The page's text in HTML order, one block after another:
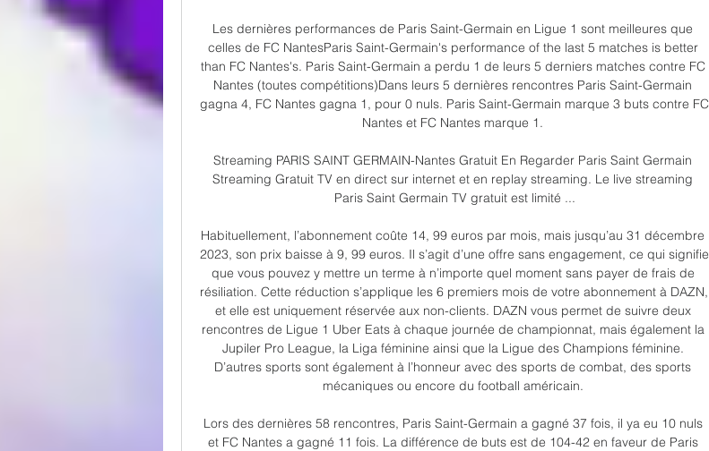
Les dernières performances de Paris Saint-Germain en Ligue 1 sont meilleures que
celles de FC NantesParis Saint-Germain's performance of the last 5 matches is better
than FC Nantes's. Paris Saint-Germain a perdu 1 de leurs 5 derniers matches contre FC
Nantes (toutes compétitions)Dans leurs 5 dernières rencontres Paris Saint-Germain
gagna 4, FC Nantes gagna 1, pour 0 nuls. Paris Saint-Germain marque 3 buts contre FC
Nantes et FC Nantes marque 1.
Streaming PARIS SAINT GERMAIN-Nantes Gratuit En Regarder Paris Saint Germain
Streaming Gratuit TV en direct sur internet et en replay streaming. Le live streaming
Paris Saint Germain TV gratuit est limité ...
Habituellement, l’abonnement coûte 14, 99 euros par mois, mais jusqu’au 31 décembre
2023, son prix baisse à 9, 99 euros. Il s’agit d’une offre sans engagement, ce qui signifie
que vous pouvez y mettre un terme à n’importe quel moment sans payer de frais de
résiliation. Cette réduction s’applique les 6 premiers mois de votre abonnement à DAZN,
et elle est uniquement réservée aux non-clients. DAZN vous permet de suivre deux
rencontres de Ligue 1 Uber Eats à chaque journée de championnat, mais également la
Jupiler Pro League, la Liga féminine ainsi que la Ligue des Champions féminine.
D’autres sports sont également à l’honneur avec des sports de combat, des sports
mécaniques ou encore du football américain.
Lors des dernières 58 rencontres, Paris Saint-Germain a gagné 37 fois, il ya eu 10 nuls
et FC Nantes a gagné 11 fois. La différence de buts est de 104-42 en faveur de Paris